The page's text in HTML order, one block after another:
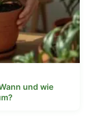
und wie